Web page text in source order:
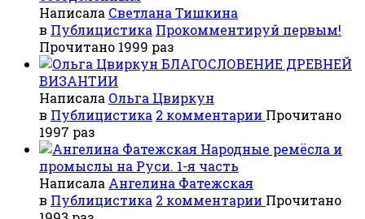
Написала Светлана Тишкина
в Публицистика Прокомментируй первым!
Прочитано 1999 раз
БЛАГОСЛОВЕНИЕ ДРЕВНЕЙ
ВИЗАНТИИ
Написала Ольга Цвиркун
в Публицистика 2 комментарии Прочитано
1997 раз
Народные ремёсла и
промыслы на Руси. 1-я часть
Написала Ангелина Фатежская
в Публицистика 2 комментарии Прочитано